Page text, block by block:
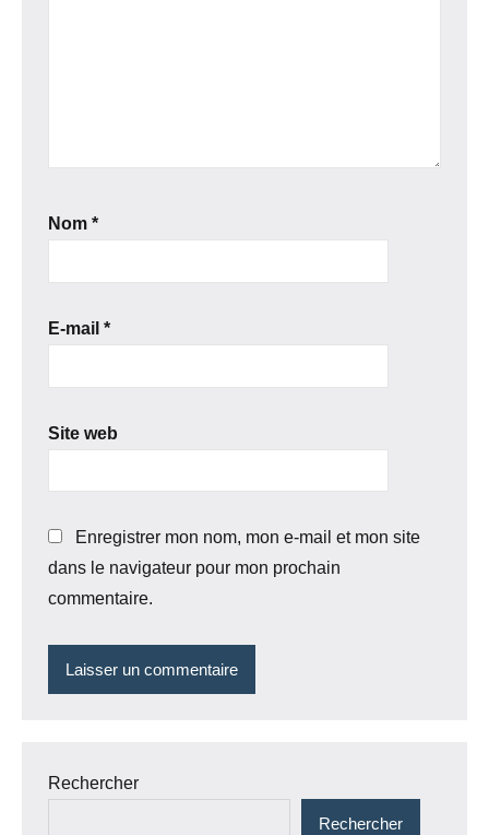
Nom *
E-mail *
Site web
Enregistrer mon nom, mon e-mail et mon site
dans le navigateur pour mon prochain
commentaire.
Rechercher
Rechercher